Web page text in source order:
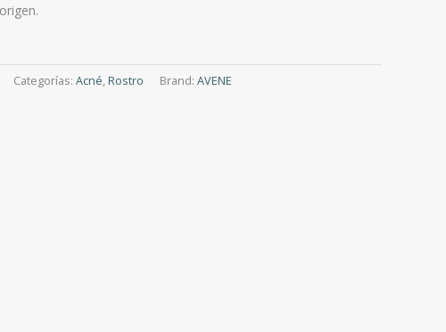
Categorías: Acné,Rostro Brand: AVENE